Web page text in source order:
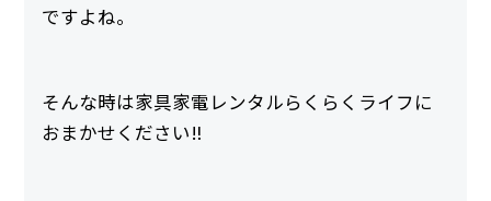
ですよね。
そんな時は家具家電レンタルらくらくライフに
おまかせください‼